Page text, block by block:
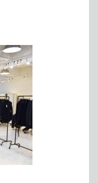
ュー
ブログ
会社情報